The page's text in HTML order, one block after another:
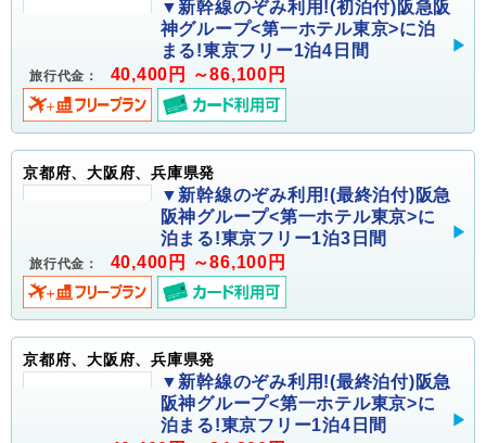
▼新幹線のぞみ利用!(初泊付)阪急阪
神グループ<第一ホテル東京>に泊
まる!東京フリー1泊4日間
旅行代金： 40,400円 ～86,100円
京都府、大阪府、兵庫県発
▼新幹線のぞみ利用!(最終泊付)阪急
阪神グループ<第一ホテル東京>に
泊まる!東京フリー1泊3日間
旅行代金： 40,400円 ～86,100円
京都府、大阪府、兵庫県発
▼新幹線のぞみ利用!(最終泊付)阪急
阪神グループ<第一ホテル東京>に
泊まる!東京フリー1泊4日間